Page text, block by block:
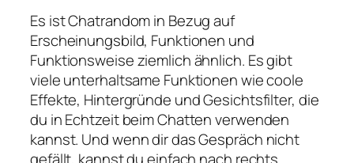
Es ist Chatrandom in Bezug auf
Erscheinungsbild, Funktionen und
Funktionsweise ziemlich ähnlich. Es gibt
viele unterhaltsame Funktionen wie coole
Effekte, Hintergründe und Gesichtsfilter, die
du in Echtzeit beim Chatten verwenden
kannst. Und wenn dir das Gespräch nicht